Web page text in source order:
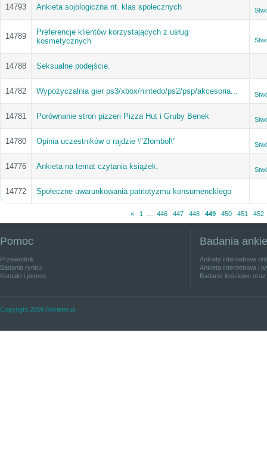
14793 Ankieta sojologiczna nt. klas spolecznych
14789
Preferencje klientów korzystających z usług
kosmetycznych
14788 Seksualne podejście.
14782 Wypożyczalnia gier ps3/xbox/nintedo/ps2/psp/akcesoria...
14781 Porównanie stron pizzeri Pizza Hut i Gruby Benek
14780 Opinia uczestników o rajdzie \"Złombol\"
14776 Ankieta na temat czytania książek.
14772 Społeczne uwarunkowania patriotyzmu konsumenckiego
« 1 446 447 448 449 450 451 452
Pomoc
Przewodnik
Badania rynku
Kontakt i pomoc
Badania
Ankiety internetowe
Ankieta internetowa i
Badanie ilościowe
Copyright 2009 Ankieter.pl